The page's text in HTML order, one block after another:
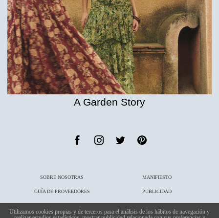
A Garden Story
SOBRE NOSOTRAS MANIFIESTO
GUÍA DE PROVEEDORES PUBLICIDAD
Utilizamos cookies propias y de terceros para el análisis de los hábitos de navegación y